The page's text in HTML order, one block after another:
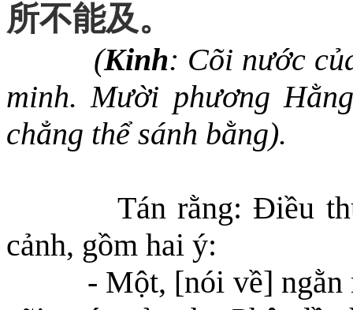
所不能及。
(Kinh: Cõi nước
minh. Mười phương
chẳng thể sánh bằng).
Tán rằng: Điều
cảnh, gồm hai ý:
- Một, [nói về] ngằn